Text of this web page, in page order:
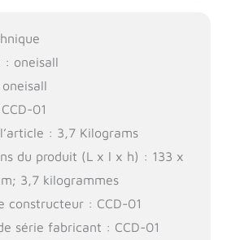
: oneisall
01
: 3,7 Kilograms
du produit (L x l x h) : 133 x
3,7 kilogrammes
constructeur : CCD-01
série fabricant : CCD-01